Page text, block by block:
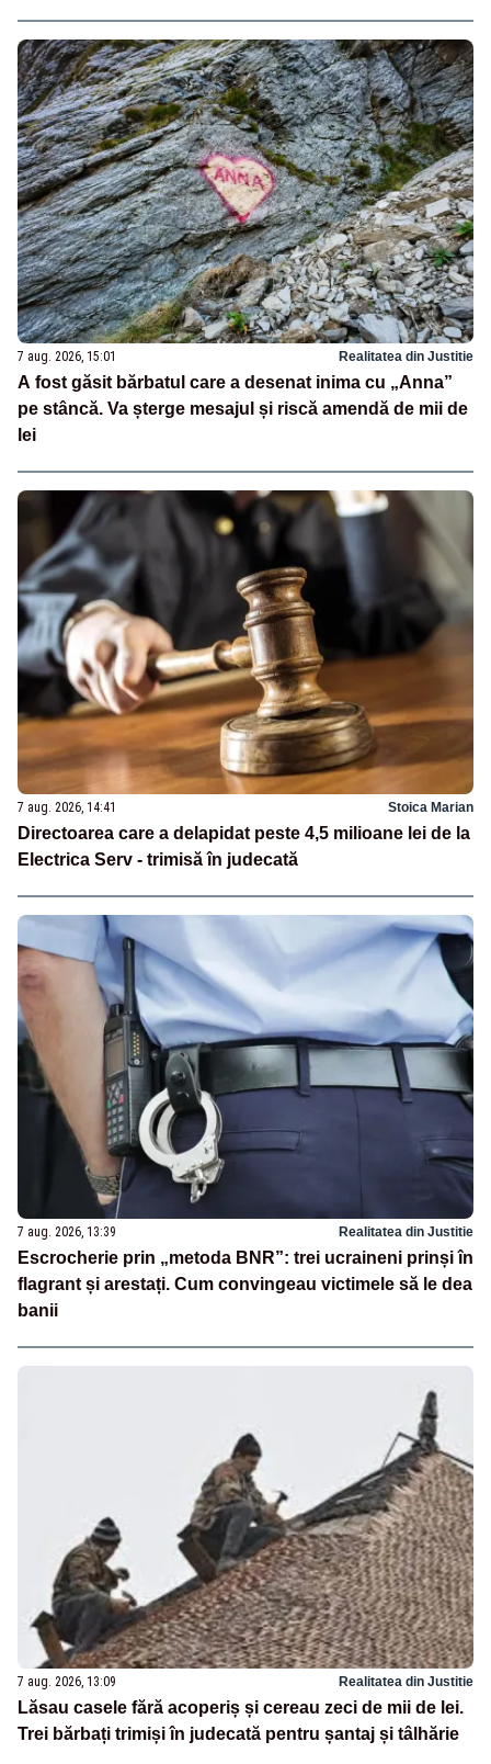
7 aug. 2026, 15:01 Realitatea din Justitie
A fost găsit bărbatul care a desenat inima cu „Anna”
pe stâncă. Va șterge mesajul și riscă amendă de mii de
lei
7 aug. 2026, 14:41 Stoica Marian
Directoarea care a delapidat peste 4,5 milioane lei de la
Electrica Serv - trimisă în judecată
7 aug. 2026, 13:39 Realitatea din Justitie
Escrocherie prin „metoda BNR”: trei ucraineni prinși în
flagrant și arestați. Cum convingeau victimele să le dea
banii
7 aug. 2026, 13:09 Realitatea din Justitie
Lăsau casele fără acoperiș și cereau zeci de mii de lei.
Trei bărbați trimiși în judecată pentru șantaj și tâlhărie